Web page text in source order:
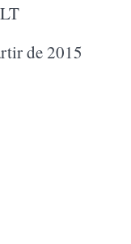
de 2015